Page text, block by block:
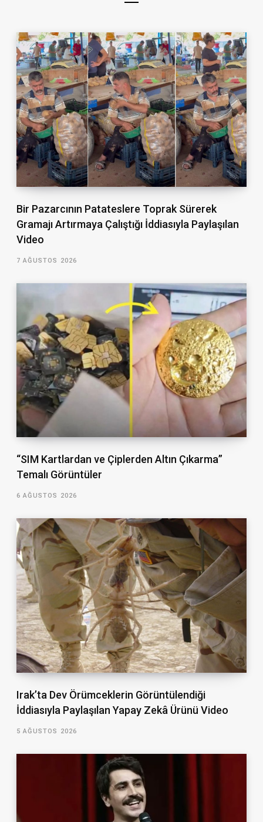
Bir Pazarcının Patateslere Toprak Sürerek
Gramajı Artırmaya Çalıştığı İddiasıyla Paylaşılan
Video
7 AĞUSTOS 2026
“SIM Kartlardan ve Çiplerden Altın Çıkarma”
Temalı Görüntüler
6 AĞUSTOS 2026
Irak’ta Dev Örümceklerin Görüntülendiği
İddiasıyla Paylaşılan Yapay Zekâ Ürünü Video
5 AĞUSTOS 2026